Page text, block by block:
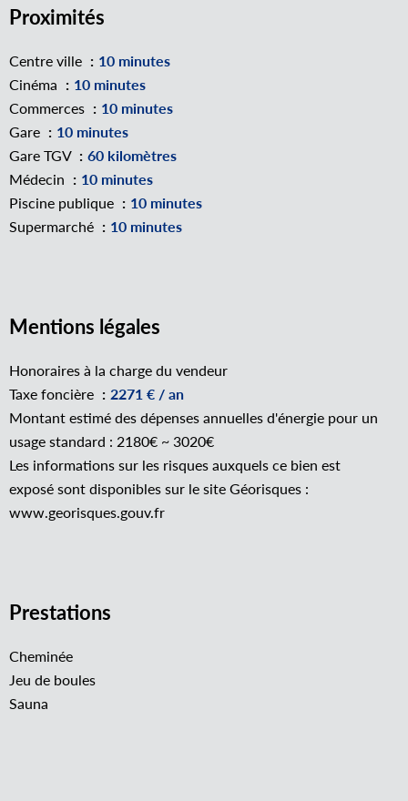
Proximités
Centre ville
10 minutes
Cinéma
10 minutes
Commerces
10 minutes
Gare
10 minutes
Gare TGV
60 kilomètres
Médecin
10 minutes
Piscine publique
10 minutes
Supermarché
10 minutes
Mentions légales
Honoraires à la charge du vendeur
Taxe foncière
2271 € / an
Montant estimé des dépenses annuelles d'énergie pour un
usage standard : 2180€ ~ 3020€
Les informations sur les risques auxquels ce bien est
exposé sont disponibles sur le site Géorisques :
www.georisques.gouv.fr
Prestations
Cheminée
Jeu de boules
Sauna